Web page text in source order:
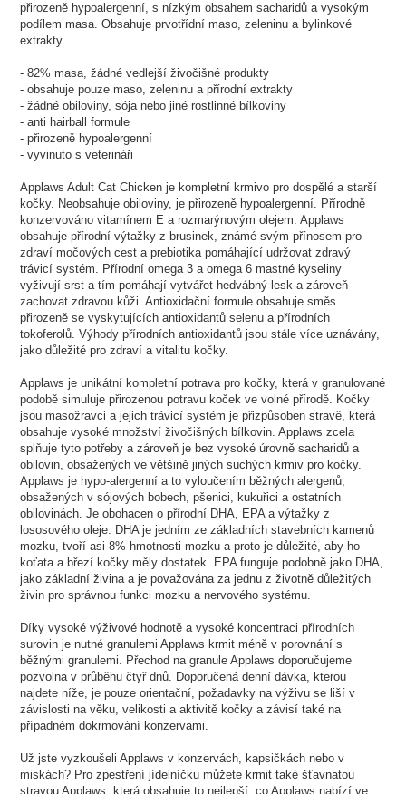
přirozeně hypoalergenní, s nízkým obsahem sacharidů a vysokým
podílem masa. Obsahuje prvotřídní maso, zeleninu a bylinkové
extrakty.
- 82% masa, žádné vedlejší živočišné produkty
- obsahuje pouze maso, zeleninu a přírodní extrakty
- žádné obiloviny, sója nebo jiné rostlinné bílkoviny
- anti hairball formule
- přirozeně hypoalergenní
- vyvinuto s veterináři
Applaws Adult Cat Chicken je kompletní krmivo pro dospělé a starší
kočky. Neobsahuje obiloviny, je přirozeně hypoalergenní. Přírodně
konzervováno vitamínem E a rozmarýnovým olejem. Applaws
obsahuje přírodní výtažky z brusinek, známé svým přínosem pro
zdraví močových cest a prebiotika pomáhající udržovat zdravý
trávicí systém. Přírodní omega 3 a omega 6 mastné kyseliny
vyživují srst a tím pomáhají vytvářet hedvábný lesk a zároveň
zachovat zdravou kůži. Antioxidační formule obsahuje směs
přirozeně se vyskytujících antioxidantů selenu a přírodních
tokoferolů. Výhody přírodních antioxidantů jsou stále více uznávány,
jako důležité pro zdraví a vitalitu kočky.
Applaws je unikátní kompletní potrava pro kočky, která v granulované
podobě simuluje přirozenou potravu koček ve volné přírodě. Kočky
jsou masožravci a jejich trávicí systém je přizpůsoben stravě, která
obsahuje vysoké množství živočišných bílkovin. Applaws zcela
splňuje tyto potřeby a zároveň je bez vysoké úrovně sacharidů a
obilovin, obsažených ve většině jiných suchých krmiv pro kočky.
Applaws je hypo-alergenní a to vyloučením běžných alergenů,
obsažených v sójových bobech, pšenici, kukuřici a ostatních
obilovinách. Je obohacen o přírodní DHA, EPA a výtažky z
lososového oleje. DHA je jedním ze základních stavebních kamenů
mozku, tvoří asi 8% hmotnosti mozku a proto je důležité, aby ho
koťata a březí kočky měly dostatek. EPA funguje podobně jako DHA,
jako základní živina a je považována za jednu z životně důležitých
živin pro správnou funkci mozku a nervového systému.
Díky vysoké výživové hodnotě a vysoké koncentraci přírodních
surovin je nutné granulemi Applaws krmit méně v porovnání s
běžnými granulemi. Přechod na granule Applaws doporučujeme
pozvolna v průběhu čtyř dnů. Doporučená denní dávka, kterou
najdete níže, je pouze orientační, požadavky na výživu se liší v
závislosti na věku, velikosti a aktivitě kočky a závisí také na
případném dokrmování konzervami.
Už jste vyzkoušeli Applaws v konzervách, kapsičkách nebo v
miskách? Pro zpestření jídelníčku můžete krmit také šťavnatou
stravou Applaws, která obsahuje to nejlepší, co Applaws nabízí ve